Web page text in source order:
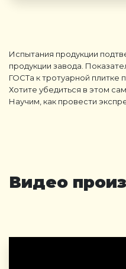
Испытания продукции
продукции завода.
ГОСТа к тротуарной плитке
Хотите убедиться в этом
Научим, как провести
Видео